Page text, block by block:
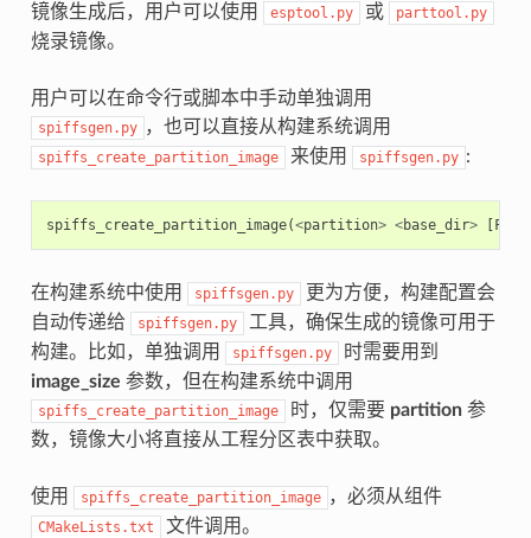
镜像生成后，用户可以使用 esptool.py 或 parttool.py
烧录镜像。
用户可以在命令行或脚本中手动单独调用
spiffsgen.py ，也可以直接从构建系统调用
spiffs_create_partition_image 来使用 spiffsgen.py :
spiffs_create_partition_image(<partition> <base_dir> [
在构建系统中使用 spiffsgen.py
更为方便，构建配置会
自动传递给
spiffsgen.py
工具，确保生成的镜像可用于
构建。比如，单独调用
spiffsgen.py
时需要用到
image_size 参数，但在构建系统中调用
spiffs_create_partition_image 时，仅需要 partition参
数，镜像大小将直接从工程分区表中获取。
使用 spiffs_create_partition_image ，必须从组件
CMakeLists.txt 文件调用。